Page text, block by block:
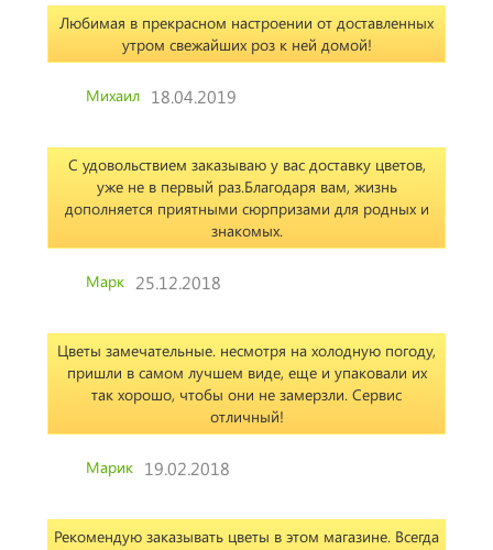
Любимая в прекрасном настроении от доставленных
утром свежайших роз к ней домой!
Михаил 18.04.2019
С удовольствием заказываю у вас доставку цветов,
уже не в первый раз.Благодаря вам, жизнь
дополняется приятными сюрпризами для родных и
знакомых.
Марк 25.12.2018
Цветы замечательные. несмотря на холодную погоду,
пришли в самом лучшем виде, еще и упаковали их
так хорошо, чтобы они не замерзли. Сервис
отличный!
Марик 19.02.2018
Рекомендую заказывать цветы в этом магазине. Всегда